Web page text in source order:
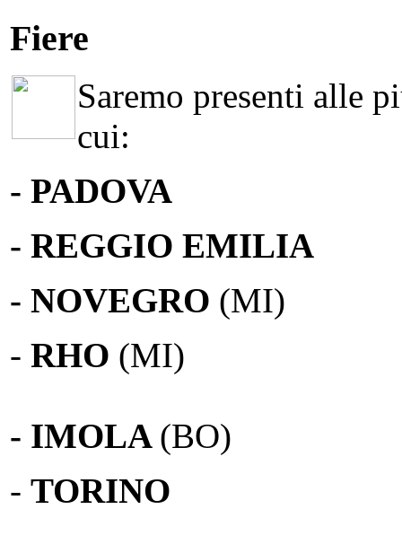
Fiere
Saremo presenti alle
cui:
- PADOVA
- REGGIO EMILIA
- NOVEGRO (MI)
- RHO (MI)
- IMOLA (BO)
- TORINO